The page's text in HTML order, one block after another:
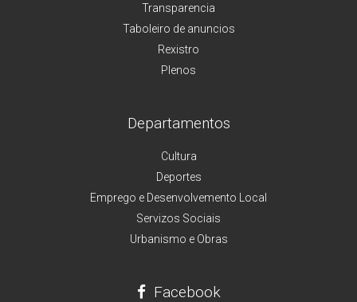
Transparencia
Taboleiro de anuncios
Rexistro
Plenos
Departamentos
Cultura
Deportes
Emprego e Desenvolvemento Local
Servizos Sociais
Urbanismo e Obras
Facebook